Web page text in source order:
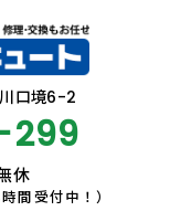
口境6-2
299
休
間受付中！）